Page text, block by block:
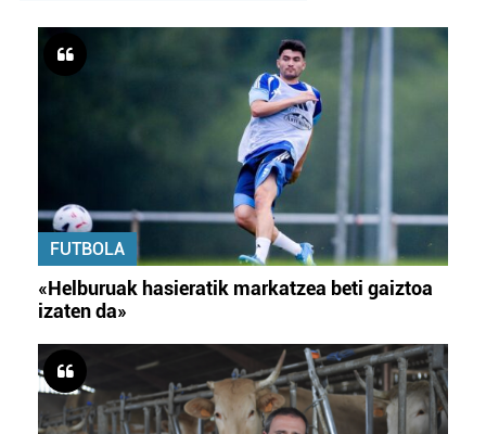
FUTBOLA
«Helburuak hasieratik markatzea beti gaiztoa
izaten da»